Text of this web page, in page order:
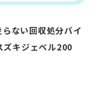
ない回収処分バイ
ズキジェベル200